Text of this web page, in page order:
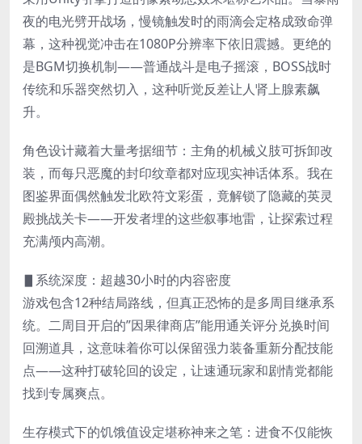
夜的电光劈开战场，慢镜触发时的雨滴会定格成致命弹
幕，这种视觉冲击在1080P分辨率下依旧震撼。更绝的
是BGM切换机制——普通战斗是电子摇滚，BOSS战时
传统和乐器突然切入，这种听觉反差让人肾上腺素飙
升。
角色设计藏着大量考据细节：主角的机械义肢可拆卸改
装，而每只恶魔的封印纹章都对应现实神话体系。我在
图鉴界面偶然触发北欧符文彩蛋，竟解锁了隐藏的英灵
殿挑战关卡——开发者埋的这些叙事地雷，让探索过程
充满颅内高潮。
▋系统深度：超越30小时的内容密度
游戏包含12种结局路线，但真正恐怖的是多周目继承系
统。二周目开启的”因果律商店”能用通关评分兑换时间
回溯道具，这意味着你可以保留强力装备重新分配技能
点——这种打破轮回的设定，让速通玩家和剧情党都能
找到专属爽点。
生存模式下的饥饿值设定堪称神来之笔：进食不仅能恢